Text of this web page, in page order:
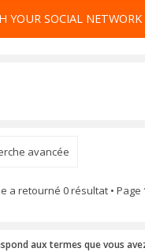
YOUR SOCIAL
avancée
a retourné 0 résultat • Page
aux termes que vous